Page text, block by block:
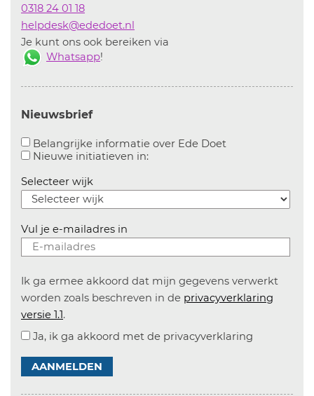
0318 24 01 18
helpdesk@ededoet.nl
Je kunt ons ook bereiken via
Whatsapp!
Nieuwsbrief
Belangrijke informatie over Ede Doet
Nieuwe initiatieven in:Aanvinken om informatie over
Selecteer wijk
Vul je e-mailadres in
Ik ga ermee akkoord dat mijn gegevens verwerkt
worden zoals beschreven in de privacyverklaring
versie 1.1.
Ja, ik ga akkoord met de privacyverklaring
AANMELDEN